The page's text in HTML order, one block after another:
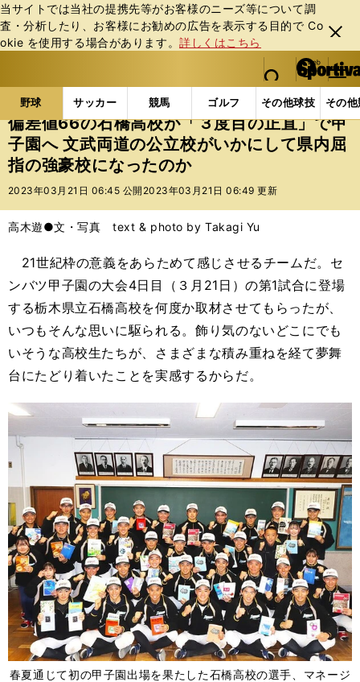
当サイトでは当社の提携先等がお客様のニーズ等について調
査・分析したり、お客様にお勧めの広告を表⽰する⽬的で Co
okie を使⽤する場合があります。詳しくはこちら
閉じ
る
web Sportiva (webスポルティーバ)
検索
マイペ
ー
ジ
メニュ
野球 サッカー 競馬 ゴルフ その他球技 その
b
ス
ポ
ル
テ
ー
バ
野球の記事一覧 高校野球他 偏差値66の石橋高校が
偏差値66の石橋高校が「３度目の正直」で甲
子園へ 文武両道の公立校がいかにして県内屈
指の強豪校になったのか
2023年03月21日 06:45 公開 2023年03月21日 06:49 更新
高木遊●文・写真 text & photo by Takagi Yu
21世紀枠の意義をあらためて感じさせるチームだ。セ
ンバツ甲子園の大会4日目（３月21日）の第1試合に登場
する栃木県立石橋高校を何度か取材させてもらったが、
いつもそんな思いに駆られる。飾り気のないどこにでも
いそうな高校生たちが、さまざまな積み重ねを経て夢舞
台にたどり着いたことを実感するからだ。
春夏通じて初の甲子園出場を果たした石橋高校の選手、マネージ